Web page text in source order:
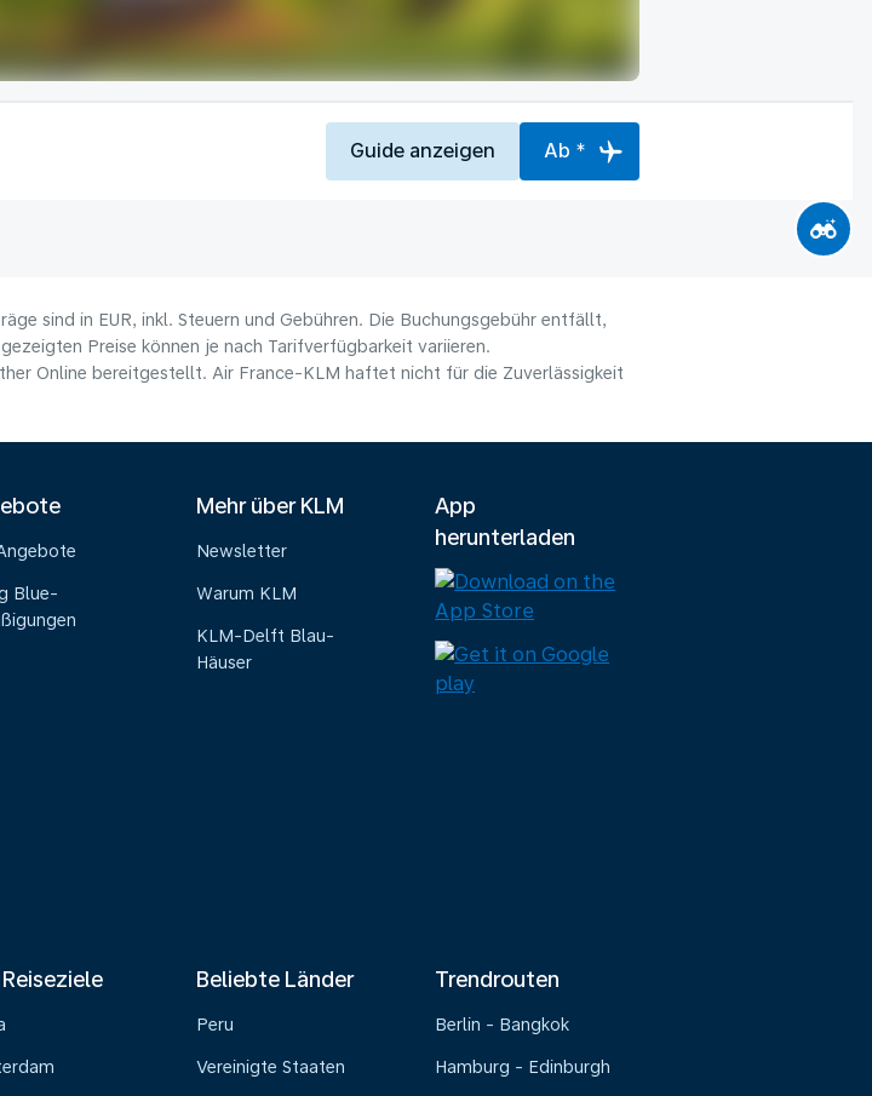
Guide anzeigen Ab *
sind in EUR, inkl. Steuern und Gebühren. Die Buchungsgebühr entfällt,
Preise können je nach Tarifverfügbarkeit variieren.
Online bereitgestellt. Air France-KLM haftet nicht für die Zuverlässigkeit
Blue-
Mehr über KLM
Newsletter
Warum KLM
KLM-Delft Blau-
Häuser
App
herunterladen
Beliebte Länder
Peru
Vereinigte Staaten
Trendrouten
Berlin - Bangkok
Hamburg - Edinburgh